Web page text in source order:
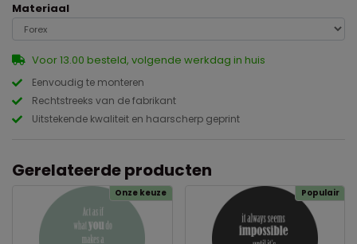
Eenvoudig te monteren
Rechtstreeks van de fabrikant
Uitstekende kwaliteit en haarscherp geprint
Materiaal
Voor 13.00 besteld, volgende werkdag in huis
Gerelateerde producten
Onze keuze Populair